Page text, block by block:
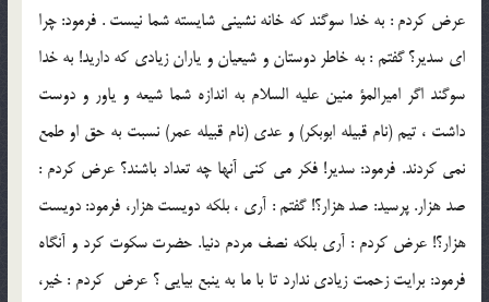
عرض كردم : به خدا سوگند كه خانه نشينى شايسته شما نيست . فرمود: چرا
اى سدير؟ گفتم : به خاطر دوستان و شيعيان و ياران زيادى كه داريد! به خدا
سوگند اگر اميرالمؤ منين عليه السلام به اندازه شما شيعه و ياور و دوست
داشت ، تيم (نام قبيله ابوبكر) و عدى (نام قبيله عمر) نسبت به حق او طمع
نمى كردند. فرمود: سدير! فكر مى كنى آنها چه تعداد باشند؟ عرض كردم :
صد هزار. پرسيد: صد هزار؟! گفتم : آرى ، بلكه دويست هزار، فرمود: دويست
هزار؟! عرض كردم : آرى بلكه نصف مردم دنيا. حضرت سكوت كرد و آنگاه
فرمود: برايت زحمت زيادى ندارد تا با ما به ينبع بيايى ؟ عرض ‍ كردم : خير،